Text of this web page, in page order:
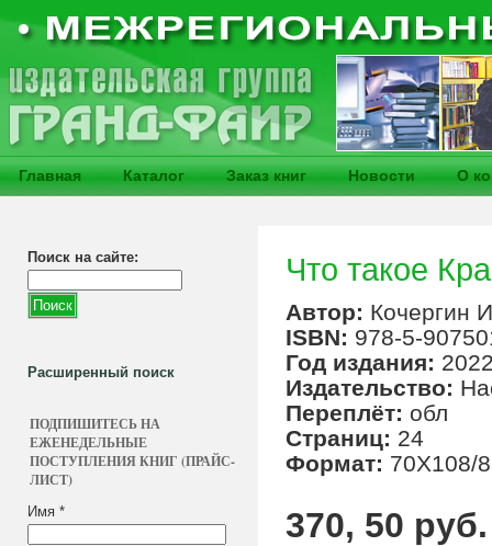
Главная Каталог Заказ книг Новости О
Поиск на сайте:
Расширенный поиск
ПОДПИШИТЕСЬ НА
ЕЖЕНЕДЕЛЬНЫЕ
ПОСТУПЛЕНИЯ КНИГ (ПРАЙС-
ЛИСТ)
Имя *
Что такое
Автор: Кочергин
ISBN: 978-5-
Год издания:
Издательство:
Переплёт: обл
Страниц: 24
Формат: 70Х108/8
370, 50 руб.